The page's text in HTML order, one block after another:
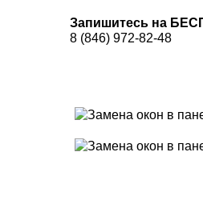
Запишитесь на
8 (846) 972-82-48